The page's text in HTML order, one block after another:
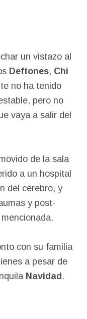
un vistazo al
Deftones, Chi
no ha tenido
pero no
vaya a salir del
de la sala
a un hospital
del cerebro, y
y post-
con su familia
a pesar de
Navidad .